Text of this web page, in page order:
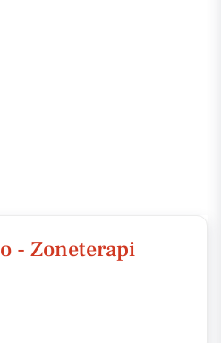
- Zoneterapi